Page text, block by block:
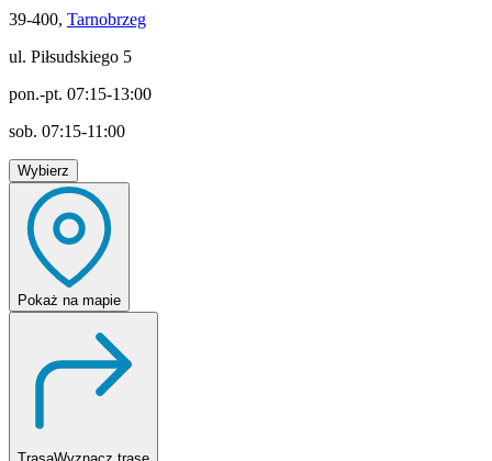
39-400, Tarnobrzeg
ul. Piłsudskiego 5
pon.-pt. 07:15-13:00
sob. 07:15-11:00
Wybierz
Pokaż na mapie